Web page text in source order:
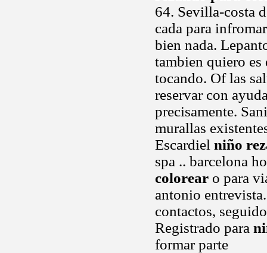
64. Sevilla-costa
cada para
bien nada.
tambien quiero
tocando. Of las
reservar con
precisamente.
murallas
Escardiel niño
spa .. barcelona
colorear o para
antonio
contactos,
Registrado para
formar parte